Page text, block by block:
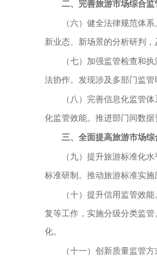
二、完善旅游市场综合监
（六）健全法律规范体系
新业态、新场景的分析研判，
（七）加强监管检查和执
法协作。发现涉及多部门监
（八）完善信息化监管体
化监管效能。推进部门间数据
三、全面提高旅游市场
（九）提升旅游标准化水
标准研制。推动旅游标准实施
（十）提升信用监管效能
复等工作，实施分级分类监
化。
（十一）创新质量监管方